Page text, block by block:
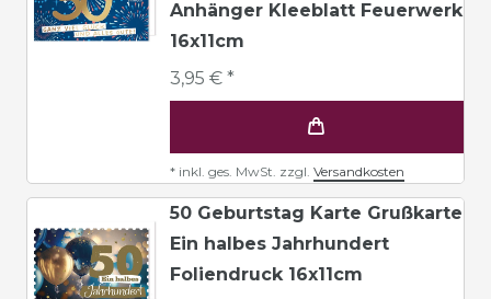
Anhänger Kleeblatt Feuerwerk
16x11cm
3,95 € *
* inkl. ges. MwSt. zzgl. Versandkosten
50 Geburtstag Karte Grußkarte
Ein halbes Jahrhundert
Foliendruck 16x11cm